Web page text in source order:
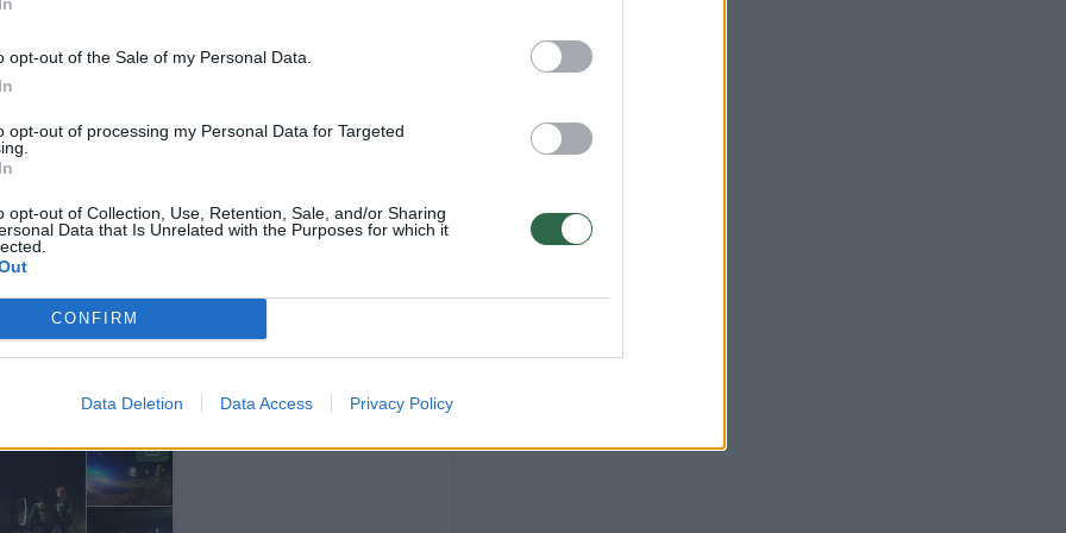
opt-out of the Sale of my Personal Data.
opt-out of processing my Personal Data for Targeted
opt-out of Collection, Use, Retention, Sale, and/or Sharing
Data that Is Unrelated with the Purposes for which it
CONFIRM
Data Deletion Data Access Privacy Policy
skundą atmesti kaip nepagrįstą,
nuo jo paskelbimo gali būti
administraciniam teismui.
kraupios žudynės, bet ir vedybos su
kuri taip pat nuteista laisvės
už dviejų savo vaikų nužudymą.